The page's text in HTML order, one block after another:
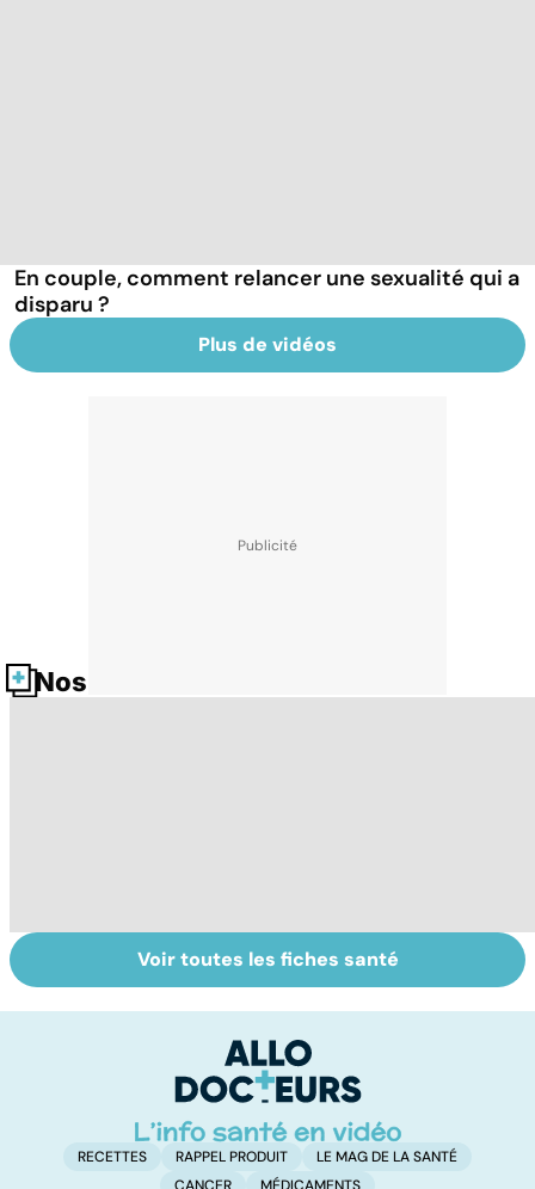
En couple, comment relancer une sexualité qui a
disparu ?
Plus de vidéos
Nos fiches santé
Sexe : comment
retrouver sa
Tout savoir sur
les infections
Voir toutes les fiches santé
RECETTES RAPPEL PRODUIT
LE MAG DE LA SANTÉ